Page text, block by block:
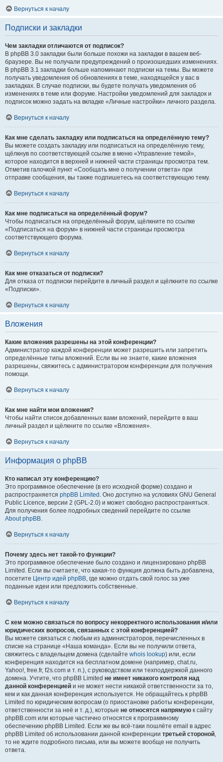
Вернуться к началу
Подписки и закладки
Чем закладки отличаются от подписок?
В phpBB 3.0 закладки были больше похожи на закладки в вашем веб-
браузере. Вы не получали предупреждений о произошедших изменениях.
В phpBB 3.1 закладки больше напоминают подписки на темы. Вы можете
получать уведомления об обновлениях в теме, находящейся у вас в
закладках. В случае подписки, вы будете получать уведомления об
изменениях в теме или форуме. Настройки уведомлений для закладок и
подписок можно задать на вкладке «Личные настройки» личного раздела.
Вернуться к началу
Как мне сделать закладку или подписаться на определённую тему?
Вы можете создать закладку или подписаться на определённую тему,
щёлкнув по соответствующей ссылке в меню «Управление темой»,
которое находится в верхней и нижней части страницы просмотра тем.
Отметив галочкой пункт «Сообщать мне о получении ответа» при
отправке сообщения, вы также подпишетесь на соответствующую тему.
Вернуться к началу
Как мне подписаться на определённый форум?
Чтобы подписаться на определённый форум, щёлкните по ссылке
«Подписаться на форум» в нижней части страницы просмотра
соответствующего форума.
Вернуться к началу
Как мне отказаться от подписки?
Для отказа от подписки перейдите в личный раздел и щёлкните по ссылке
«Подписки».
Вернуться к началу
Вложения
Какие вложения разрешены на этой конференции?
Администратор каждой конференции может разрешить или запретить
определённые типы вложений. Если вы не знаете, какие вложения
разрешены, свяжитесь с администратором конференции для получения
помощи.
Вернуться к началу
Как мне найти мои вложения?
Чтобы найти список добавленных вами вложений, перейдите в ваш
личный раздел и щёлкните по ссылке «Вложения».
Вернуться к началу
Информация о phpBB
Кто написал эту конференцию?
Это программное обеспечение (в его исходной форме) создано и
распространяется phpBB Limited . Оно доступно на условиях GNU General
Public Licence, версии 2 (GPL-2.0) и может свободно распространяться.
Для получения более подробных сведений перейдите по ссылке
About phpBB.
Вернуться к началу
Почему здесь нет такой-то функции?
Это программное обеспечение было создано и лицензировано phpBB
Limited. Если вы считаете, что какая-то функция должна быть добавлена,
посетите Центр идей phpBB, где можно отдать свой голос за уже
поданные идеи или предложить собственные.
Вернуться к началу
С кем можно связаться по вопросу некорректного использования и/или
юридических вопросов, связанных с этой конференцией?
Вы можете связаться с любым из администраторов, перечисленных в
списке на странице «Наша команда». Если вы не получили ответа,
свяжитесь с владельцем домена (сделайте whois lookup) или, если
конференция находится на бесплатном домене (например, chat.ru,
Yahoo!, free.fr, f2s.com и т. п.), с руководством или техподдержкой данного
домена. Учтите, что phpBB Limited не имеет никакого контроля над
данной конференцией и не может нести никакой ответственности за то,
кем и как данная конференция используется. Не обращайтесь к phpBB
Limited по юридическим вопросам (о приостановке работы конференции,
ответственности за неё и т. д.), которые не относятся напрямую к сайту
phpBB.com или которые частично относятся к программному
обеспечению phpBB Limited. Если же вы всё-таки пошлёте email в адрес
phpBB Limited об использовании данной конференции третьей стороной,
то не ждите подробного письма, или вы можете вообще не получить
ответа.